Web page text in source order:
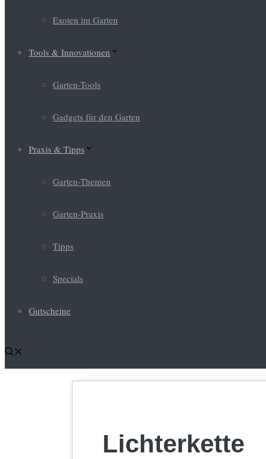
Exoten im Garten
Tools & Innovationen
Garten-Tools
Gadgets für den Garten
Praxis & Tipps
Garten-Themen
Garten-Praxis
Tipps
Specials
Gutscheine
Lichterkette